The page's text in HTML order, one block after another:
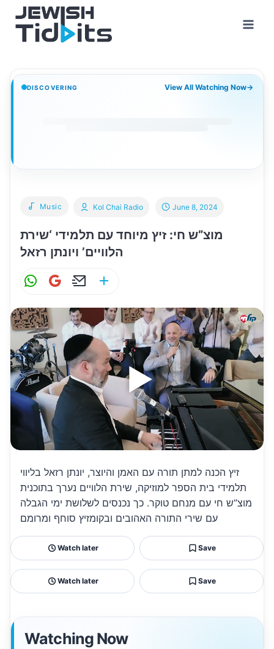
content
DISCOVERING View All Watching Now→
Music
מוצ”ש חי: זיץ מיוחד עם תלמידי ‘שירת
הלוויים’ ויונתן רזאל
Kol Chai Radio June 8, 2024
W
at
s
A
p
p
G
ai
l
E
ai
l
ar
e
זיץ הכנה למתן תורה עם האמן והיוצר, יונתן רזאל בליווי
תלמידי בית הספר למוזיקה, שירת הלוויים נערך בתוכנית
מוצ”ש חי עם מנחם טוקר. כך נכנסים לשלושת ימי הגבלה
עם שירי התורה האהובים ובקומזיץ סוחף ומרומם
Watch later Save
Watch later Save
Watching Now